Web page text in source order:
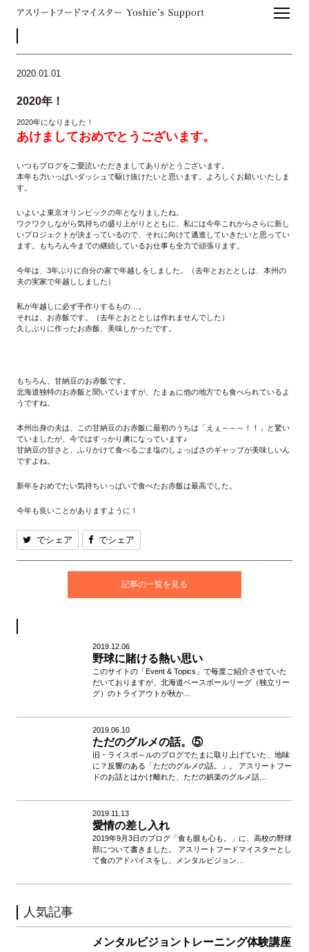
2020.01.01
2020年！
2020年になりました！
あけましておめでとうございます。
いつもブログをご愛読いただきましてありがとうございます。
本年も力いっぱいダッシュで駆け抜けたいと思います。よろしくお願いいたしま
す。
いよいよ東京オリンピックの年となりましたね。
ワクワクしながら気持ちの盛り上がりとともに、私には今年これからさらに新し
いプロジェクトが決まっているので、それに向けて邁進していきたいと思ってい
ます。もちろん今までの継続しているお仕事も全力で頑張ります。
今年は、3年ぶりに自分の家で年越しをしました。（去年とおととしは、本州の
夫の実家で年越ししました）
私が年越しに必ず手作りするもの…。
それは、お赤飯です。（去年とおととしは作れませんでした）
久しぶりに作ったお赤飯、美味しかったです。
もちろん、甘納豆のお赤飯です。
北海道独特のお赤飯と聞いていますが、たまぁに他の地方でも食べられているよ
うですね。
本州出身の夫は、この甘納豆のお赤飯に最初のうちは「えぇ～～～！！」と驚い
ていましたが、今ではすっかり虜になっています♪
甘納豆の甘さと、ふりかけて食べるごま塩のしょっぱさのギャップが美味しいん
ですよね。
新年をおめでたい気持ちいっぱいで食べたお赤飯は最高でした。
今年も良いことがありますように！
でシェア でシェア
記事の一覧を見る
2019.12.06
野球に賭ける熱い思い
このサイトの「Event & Topics」で毎度ご紹介させていた
だいておりますが、北海道ベースボールリーグ（独立リー
グ）のトライアウトが秋か…
2019.06.10
ただのグルメの話。⑤
旧・ライスボ～ルのブログでたまに取り上げていた、地味
に？反響のある「ただのグルメの話。」。 アスリートフー
ドのお話とはかけ離れた、ただの娯楽のグルメ話…
2019.11.13
愛情の差し入れ
2019年9月3日のブログ「食も眼も心も。」に、高校の野球
部について書きました。 アスリートフードマイスターとし
て食のアドバイスをし、メンタルビジョン…
人気記事
メンタルビジョントレーニング体験講座